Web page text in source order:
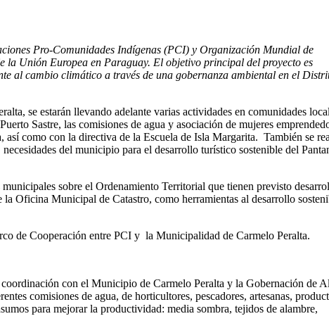
Pro-Comunidades Indígenas (PCI) y Organización Mundial de
la Unión Europea en Paraguay. El objetivo principal del proyecto es
al cambio climático a través de una gobernanza ambiental en el
se estarán llevando adelante varias actividades en comunidades
Sastre, las comisiones de agua y asociación de mujeres
como con la directiva de la Escuela de Isla Margarita. También se
del municipio para el desarrollo turístico sostenible del
sobre el Ordenamiento Territorial que tienen previsto
Oficina Municipal de Catastro, como herramientas al desarrollo
de Cooperación entre PCI y la Municipalidad de Carmelo Peralta.
con el Municipio de Carmelo Peralta y la Gobernación de
comisiones de agua, de horticultores, pescadores, artesanas,
para mejorar la productividad: media sombra, tejidos de alambre,